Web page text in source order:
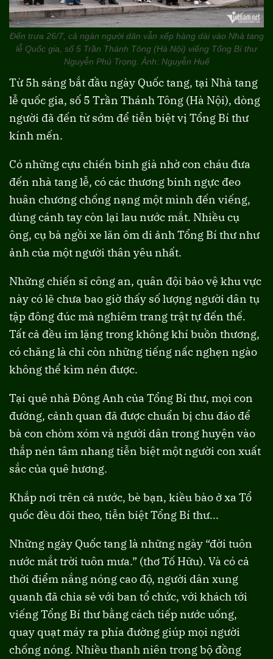
Đến trưa 26/7, cả ngàn người dân vẫn xếp hàng dài vào Nhà tang
lễ Quốc gia, số 5 Trần Thánh Tông (Hà Nội) viếng Tổng Bí thư
Nguyễn Phú Trọng. Ảnh: Nguyễn Huế
Từ 5h sáng bắt đầu ngày Quốc tang, tại Nhà tang
lễ quốc gia, số 5 Trần Thánh Tông (Hà Nội), dòng
người đã đến từ sớm để tiễn biệt vị Tổng Bí thư
kính mến.
Có những cựu chiến binh già nhờ con cháu đưa
đến nhà tang lễ, có các thương binh ngực đeo
huân chương chống nạng một mình đến viếng,
dùng cánh tay còn lại lau nước mắt. Nhiều cụ
ông, cụ bà ngồi xe lăn ôm di ảnh Tổng Bí thư như
ảnh của một người thân yêu nhất.
Những chiến sĩ công an, quân đội bảo vệ khu vực
này có lẽ chưa bao giờ thấy số lượng người dân tụ
tập đông đúc mà nghiêm trang trật tự đến thế.
Tất cả đều im lặng trong không khí buồn thương,
có chăng là chỉ còn những tiếng nấc nghẹn ngào
không thể kìm nén được.
Tại quê nhà Đông Anh của Tổng Bí thư, mọi con
đường, cảnh quan đã được chuẩn bị chu đáo để
bà con chòm xóm và người dân trong huyện vào
thắp nén tâm nhang tiễn biệt một người con xuất
sắc của quê hương.
Khắp nơi trên cả nước, bè bạn, kiều bào ở xa Tổ
quốc đều dõi theo, tiễn biệt Tổng Bí thư...
Những ngày Quốc tang là những ngày “đời tuôn
nước mắt trời tuôn mưa.” (thơ Tố Hữu). Và có cả
thời điểm nắng nóng cao độ, người dân xung
quanh đã chia sẻ với ban tổ chức, với khách tới
viếng Tổng Bí thư bằng cách tiếp nước uống,
quay quạt máy ra phía đường giúp mọi người
chống nóng. Nhiều thanh niên trong bộ đồng